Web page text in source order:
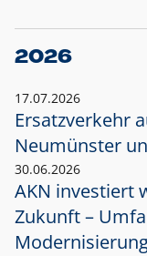
2026
17.07.2026
Ersatzverkehr
Neumünster
30.06.2026
AKN investiert
Zukunft –